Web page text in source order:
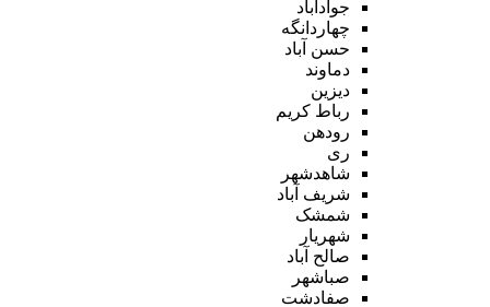
جوادآباد
چهاردانگه
حسن آباد
دماوند
دیزین
رباط کریم
رودهن
ری
شاهدشهر
شریف آباد
شمشک
شهریار
صالح آباد
صباشهر
صفادشت